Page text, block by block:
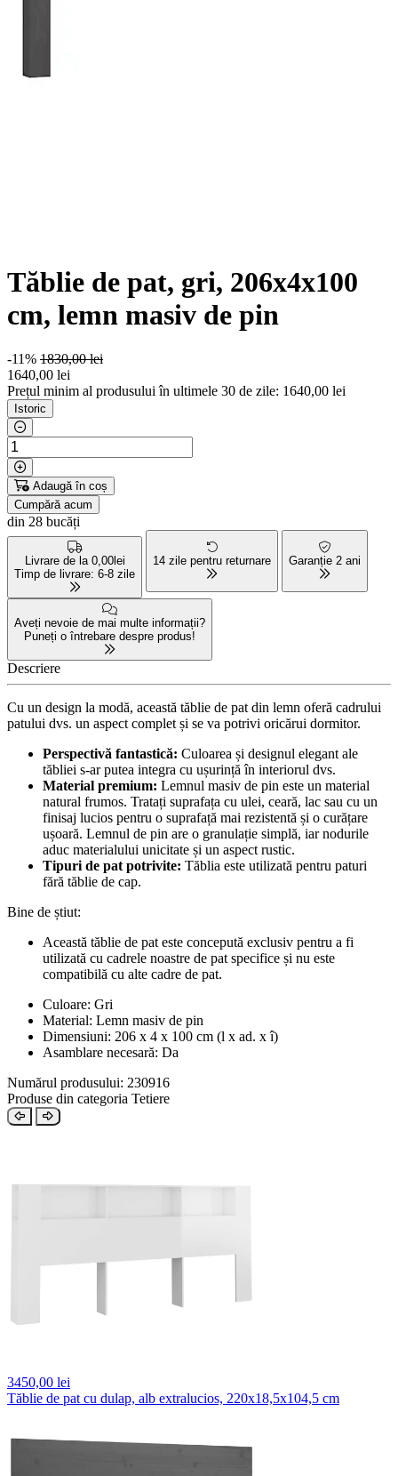
Tăblie de pat, gri, 206x4x100
cm, lemn masiv de pin
-11% 1830,00 lei
1640,00 lei
Prețul minim al produsului în ultimele 30 de zile: 1640,00 lei
Istoric
Adaugă în coș
Cumpără acum
din 28 bucăți
Livrare de la 0,00lei
Timp de livrare: 6-8 zile
14 zile pentru returnare Garanție 2 ani
Aveți nevoie de mai multe informații?
Puneți o întrebare despre produs!
Descriere
Cu un design la modă, această tăblie de pat din lemn oferă cadrului
patului dvs. un aspect complet și se va potrivi oricărui dormitor.
Perspectivă fantastică: Culoarea și designul elegant ale
tăbliei s-ar putea integra cu ușurință în interiorul dvs.
Material premium: Lemnul masiv de pin este un material
natural frumos. Tratați suprafața cu ulei, ceară, lac sau cu un
finisaj lucios pentru o suprafață mai rezistentă și o curățare
ușoară. Lemnul de pin are o granulație simplă, iar nodurile
aduc materialului unicitate și un aspect rustic.
Tipuri de pat potrivite: Tăblia este utilizată pentru paturi
fără tăblie de cap.
Bine de știut:
Această tăblie de pat este concepută exclusiv pentru a fi
utilizată cu cadrele noastre de pat specifice și nu este
compatibilă cu alte cadre de pat.
Culoare: Gri
Material: Lemn masiv de pin
Dimensiuni: 206 x 4 x 100 cm (l x ad. x î)
Asamblare necesară: Da
Numărul produsului: 230916
Produse din categoria Tetiere
3450,00 lei
Tăblie de pat cu dulap, alb extralucios, 220x18,5x104,5 cm